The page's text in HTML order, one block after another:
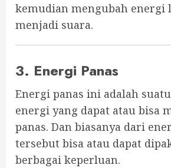
kemudian mengubah
menjadi suara.
3. Energi Panas
Energi panas ini adalah
energi yang dapat atau bisa
panas. Dan biasanya dari
tersebut bisa atau dapat
berbagai keperluan.